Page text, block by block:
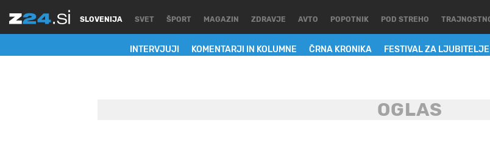
SLOVENIJA
INTERVJUJI KOMENTARJI IN KOLUMNE ČRNA KRONIKA FESTIVAL ZA LJUBITELJE
SVET ŠPORT MAGAZIN ZDRAVJE AVTO POPOTNIK POD STREHO